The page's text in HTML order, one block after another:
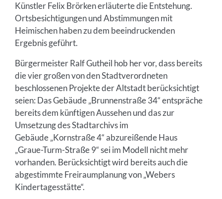
Künstler Felix Brörken erläuterte die Entstehung.
Ortsbesichtigungen und Abstimmungen mit
Heimischen haben zu dem beeindruckenden
Ergebnis geführt.
Bürgermeister Ralf Gutheil hob her vor, dass bereits
die vier großen von den Stadtverordneten
beschlossenen Projekte der Altstadt berücksichtigt
seien: Das Gebäude „Brunnenstraße 34“ entspräche
bereits dem künftigen Aussehen und das zur
Umsetzung des Stadtarchivs im
Gebäude „Kornstraße 4“ abzureißende Haus
„Graue-Turm-Straße 9“ sei im Modell nicht mehr
vorhanden. Berücksichtigt wird bereits auch die
abgestimmte Freiraumplanung von „Webers
Kindertagesstätte“.